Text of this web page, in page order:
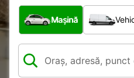
Ce tip de vehicul?
Mașină